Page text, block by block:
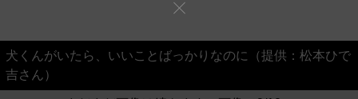
犬くんがいたら、いいことばっかりなのに（提供：松本ひで
吉さん）